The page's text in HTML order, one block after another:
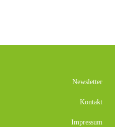
Newsletter
Kontakt
Impressum